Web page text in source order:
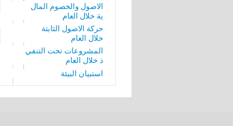
الاصول والخصوم المال
ية خلال العام
حركة الاصول الثابتة
خلال العام
المشروعات تحت التنفي
ذ خلال العام
استبيان البيئة